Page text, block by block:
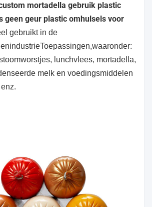
mortadella gebruik plastic
geen geur plastic omhulsels voor
gebruikt in de
Toepassingen,waaronder:
lunchvlees, mortadella,
melk en voedingsmiddelen